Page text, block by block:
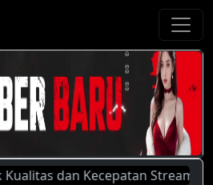
dan Kecepatan Streaming